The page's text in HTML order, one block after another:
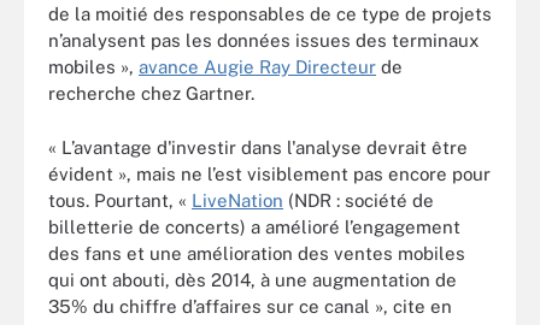
de la moitié des responsables de ce type de projets
n’analysent pas les données issues des terminaux
mobiles », avance Augie Ray Directeur de
recherche chez Gartner.
« L’avantage d'investir dans l'analyse devrait être
évident », mais ne l’est visiblement pas encore pour
tous. Pourtant, « LiveNation (NDR : société de
billetterie de concerts) a amélioré l’engagement
des fans et une amélioration des ventes mobiles
qui ont abouti, dès 2014, à une augmentation de
35% du chiffre d’affaires sur ce canal », cite en